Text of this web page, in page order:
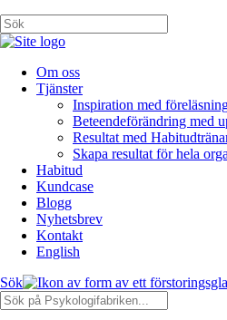
Om oss
Tjänster
Inspiration med
Beteendeförändring med
Resultat med
Skapa resultat för hela
Habitud
Kundcase
Blogg
Nyhetsbrev
Kontakt
English
Sök